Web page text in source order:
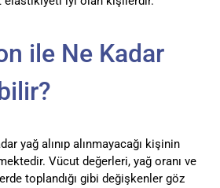
ile Ne Kadar
yağ alınıp alınmayacağı kişinin
Vücut değerleri, yağ oranı ve
toplandığı gibi değişkenler göz